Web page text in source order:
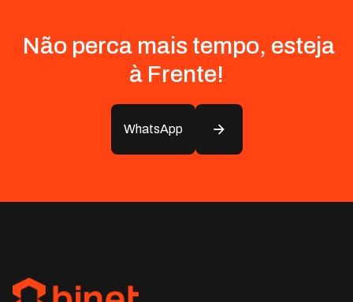
Não perca mais tempo, esteja
à Frente!
WhatsApp